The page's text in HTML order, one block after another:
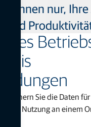
Ihnen nur,
und
Sie die Daten
Nutzung an einem